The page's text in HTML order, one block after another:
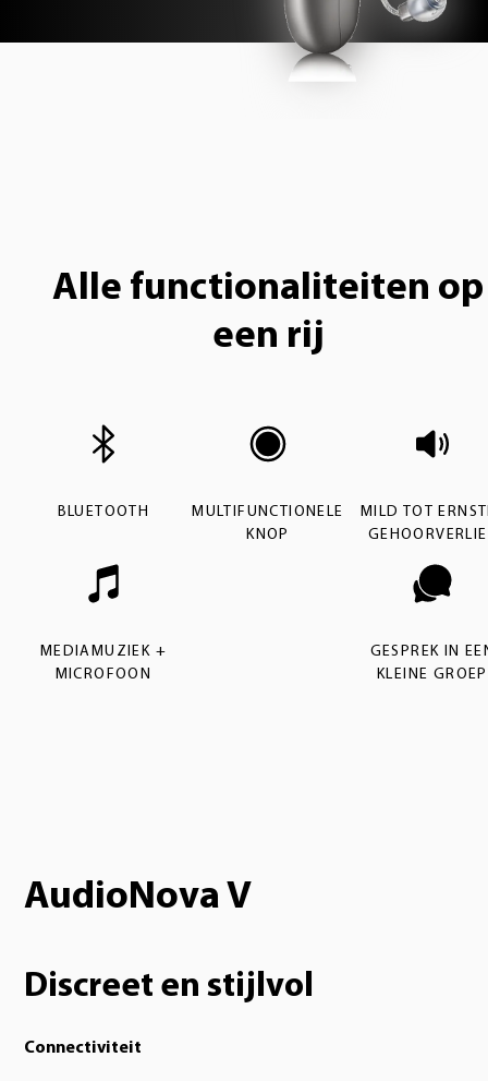
Alle functionaliteiten op
een rij
BLUETOOTH
MULTIFUNCTIONELE
KNOP
MILD TOT
MEDIAMUZIEK +
MICROFOON
GESPREK IN
KLEINE GROEP
AudioNova V
Discreet en stijlvol
Connectiviteit